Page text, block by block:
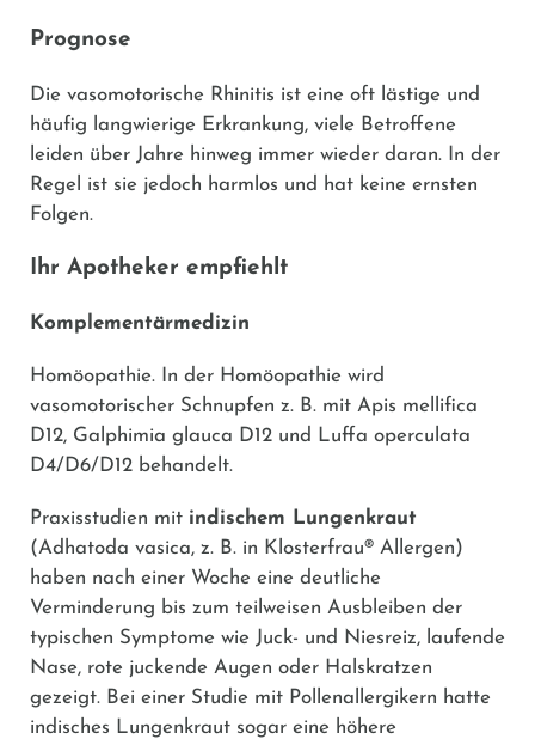
Prognose
Die vasomotorische Rhinitis ist eine oft lästige und
häufig langwierige Erkrankung, viele Betroffene
leiden über Jahre hinweg immer wieder daran. In der
Regel ist sie jedoch harmlos und hat keine ernsten
Folgen.
Ihr Apotheker empfiehlt
Komplementärmedizin
Homöopathie. In der Homöopathie wird
vasomotorischer Schnupfen z. B. mit Apis mellifica
D12, Galphimia glauca D12 und Luffa operculata
D4/D6/D12 behandelt.
Praxisstudien mit indischem Lungenkraut
(Adhatoda vasica, z. B. in Klosterfrau® Allergen)
haben nach einer Woche eine deutliche
Verminderung bis zum teilweisen Ausbleiben der
typischen Symptome wie Juck- und Niesreiz, laufende
Nase, rote juckende Augen oder Halskratzen
gezeigt. Bei einer Studie mit Pollenallergikern hatte
indisches Lungenkraut sogar eine höhere